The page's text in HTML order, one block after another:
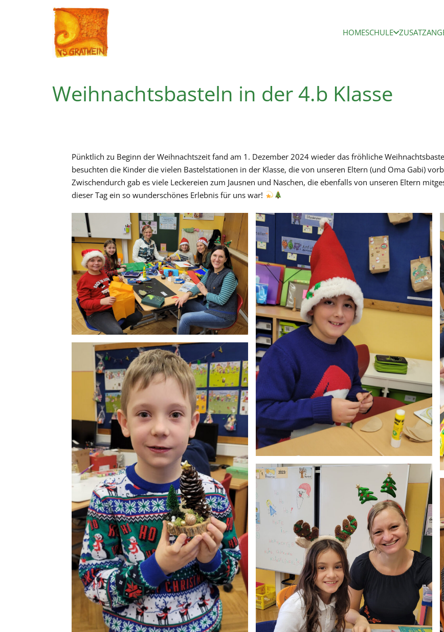
HOMESCHULE
Weihnachtsbasteln in der 4.b Klasse
Pünktlich zu Beginn der Weihnachtszeit fand am 1. Dezember 2024 wieder das fröhliche
besuchten die Kinder die vielen Bastelstationen in der Klasse, die von unseren Eltern (und Oma Gabi)
Zwischendurch gab es viele Leckereien zum Jausnen und Naschen, die ebenfalls von unseren Eltern
dieser Tag ein so wunderschönes Erlebnis für uns war!